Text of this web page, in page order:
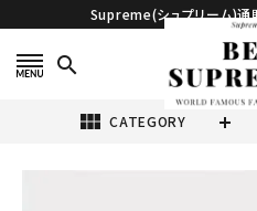
Supreme(シュプリーム)
search
view_module CATEGORY